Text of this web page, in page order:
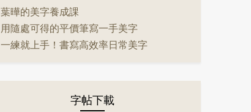
葉曄的美字養成課
用隨處可得的平價筆寫一手美字
一練就上手！書寫高效率日常美字
字帖下載